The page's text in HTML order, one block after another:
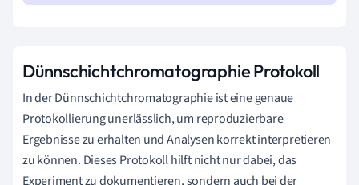
Dünnschichtchromatographie Protokoll
In der Dünnschichtchromatographie ist eine genaue
Protokollierung unerlässlich, um reproduzierbare
Ergebnisse zu erhalten und Analysen korrekt interpretieren
zu können. Dieses Protokoll hilft nicht nur dabei, das
Experiment zu dokumentieren, sondern auch bei der